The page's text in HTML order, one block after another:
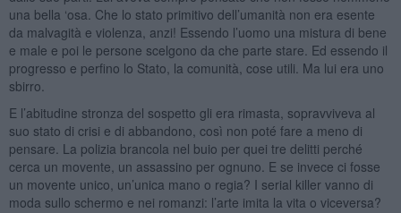
una bella ‘osa. Che lo stato primitivo dell’umanità non era esente
da malvagità e violenza, anzi! Essendo l’uomo una mistura di bene
e male e poi le persone scelgono da che parte stare. Ed essendo il
progresso e perfino lo Stato, la comunità, cose utili. Ma lui era uno
sbirro.
E l’abitudine stronza del sospetto gli era rimasta, sopravviveva al
suo stato di crisi e di abbandono, così non poté fare a meno di
pensare. La polizia brancola nel buio per quei tre delitti perché
cerca un movente, un assassino per ognuno. E se invece ci fosse
un movente unico, un’unica mano o regia? I serial killer vanno di
moda sullo schermo e nei romanzi: l’arte imita la vita o viceversa?